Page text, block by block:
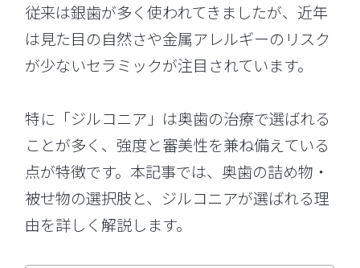
従来は銀歯が多く使われてきましたが、近年
は見た目の自然さや金属アレルギーのリスク
が少ないセラミックが注目されています。
特に「ジルコニア」は奥歯の治療で選ばれる
ことが多く、強度と審美性を兼ね備えている
点が特徴です。本記事では、奥歯の詰め物・
被せ物の選択肢と、ジルコニアが選ばれる理
由を詳しく解説します。